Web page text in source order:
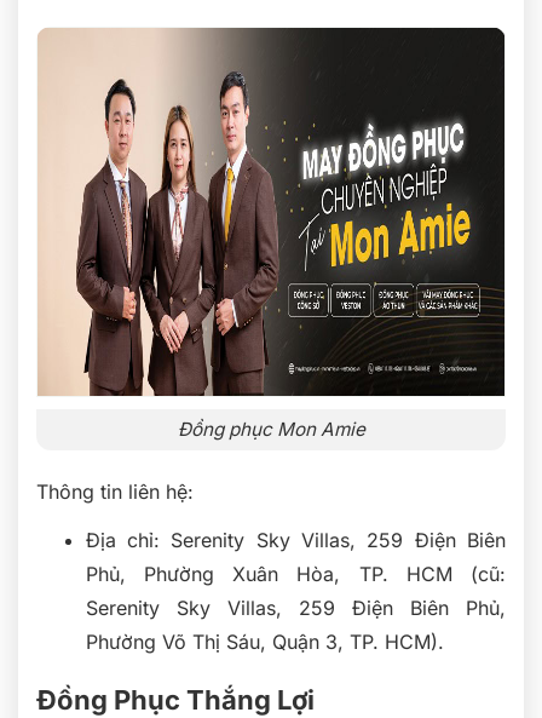
Đồng phục Mon Amie
Thông tin liên hệ:
Địa chỉ: Serenity Sky Villas, 259 Điện Biên
Phủ, Phường Xuân Hòa, TP. HCM (cũ:
Serenity Sky Villas, 259 Điện Biên Phủ,
Phường Võ Thị Sáu, Quận 3, TP. HCM).
Đồng Phục Thắng Lợi